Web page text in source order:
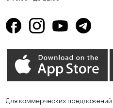
Для коммерческих предложений